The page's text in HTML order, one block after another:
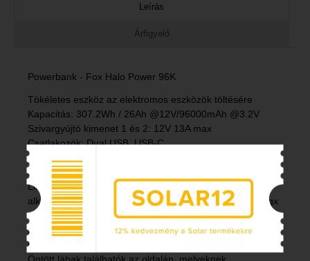
Leírás
Árfigyelő
Powerbank - Fox Halo Power 96K
Tökéletes eszköz az elektromos eszközök töltésére
Kapacitás: 307.2Wh / 26Ah @12V/96000mAh @3.2V
Szivargyújtó kimenet 1 és 2: 12V 13A max
Csatlakozók: Dual USB, USB-C
Mobil eszközök töltése: iPhone X / iPhone 8 Plus: kb. 22-
26 alkalommal, iPhone 8: kb. 32-36 alkalommal
LiFePo4 akkumulátor cellákkal, melyek sokkal
alkalmasabbak a kültéri használatra a Li-Polymer-nél, ígx
sokkal stabilabb és megbízhatóbb még hideg időben is
Nagyméretű sátorvilágítással az oldalán sárga és fehér
LED változattal
Öntött lábak találhatók az oldalán, melyeknek